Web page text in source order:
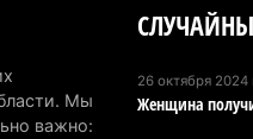
Мы
важно:
26 октября 2024
Женщина